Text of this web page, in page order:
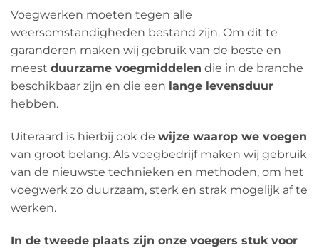
Voegwerken moeten tegen alle
weersomstandigheden bestand zijn. Om dit te
garanderen maken wij gebruik van de beste en
meest duurzame voegmiddelen die in de branche
beschikbaar zijn en die een lange levensduur
hebben.
Uiteraard is hierbij ook de wijze waarop we voegen
van groot belang. Als voegbedrijf maken wij gebruik
van de nieuwste technieken en methoden, om het
voegwerk zo duurzaam, sterk en strak mogelijk af te
werken.
In de tweede plaats zijn onze voegers stuk voor